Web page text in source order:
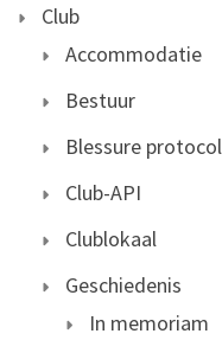
Club
Accommodatie
Bestuur
Blessure protocol
Club-API
Clublokaal
Geschiedenis
In memoriam